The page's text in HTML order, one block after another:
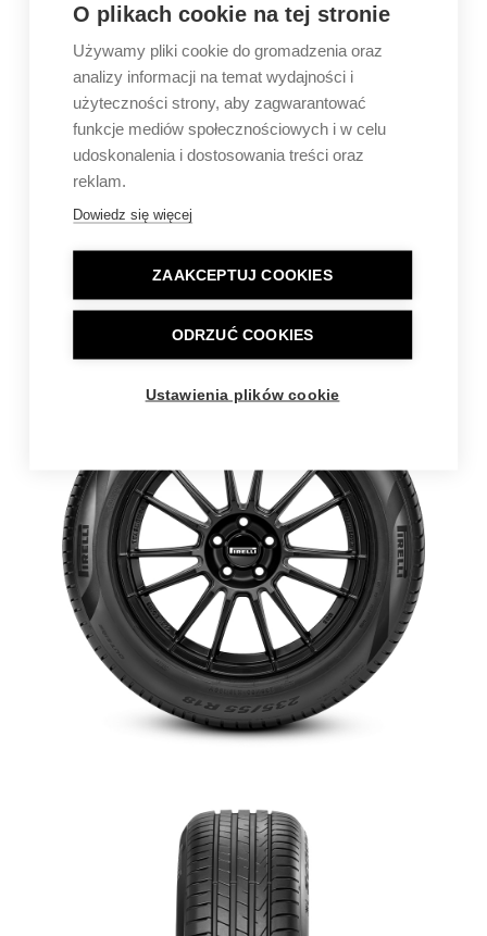
O plikach cookie na tej stronie
Używamy pliki cookie do gromadzenia oraz
analizy informacji na temat wydajności i
użyteczności strony, aby zagwarantować
funkcje mediów społecznościowych i w celu
udoskonalenia i dostosowania treści oraz
reklam.
Dowiedz się więcej
ZAAKCEPTUJ COOKIES
ODRZUĆ COOKIES
Ustawienia plików cookie